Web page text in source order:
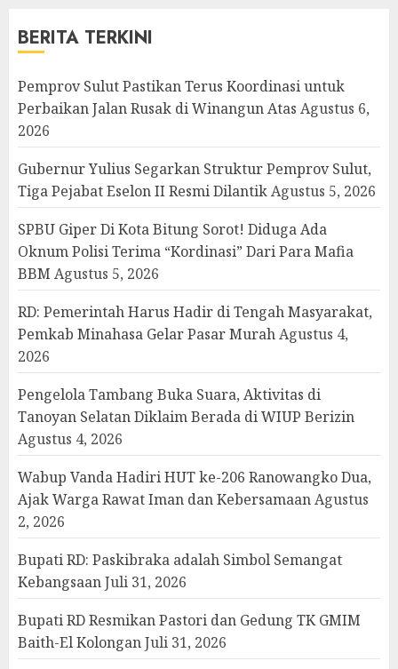
BERITA TERKINI
Pemprov Sulut Pastikan Terus Koordinasi untuk
Perbaikan Jalan Rusak di Winangun Atas Agustus 6,
2026
Gubernur Yulius Segarkan Struktur Pemprov Sulut,
Tiga Pejabat Eselon II Resmi DilantikAgustus 5, 2026
SPBU Giper Di Kota Bitung Sorot! Diduga Ada
Oknum Polisi Terima “Kordinasi” Dari Para Mafia
BBM Agustus 5, 2026
RD: Pemerintah Harus Hadir di Tengah Masyarakat,
Pemkab Minahasa Gelar Pasar MurahAgustus 4,
2026
Pengelola Tambang Buka Suara, Aktivitas di
Tanoyan Selatan Diklaim Berada di WIUP Berizin
Agustus 4, 2026
Wabup Vanda Hadiri HUT ke-206 Ranowangko Dua,
Ajak Warga Rawat Iman dan KebersamaanAgustus
2, 2026
Bupati RD: Paskibraka adalah Simbol Semangat
KebangsaanJuli 31, 2026
Bupati RD Resmikan Pastori dan Gedung TK GMIM
Baith-El KolonganJuli 31, 2026